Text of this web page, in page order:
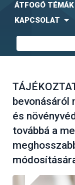
ÁTFOGÓ TÉMÁK
KAPCSOLAT
bevonásáról
és
továbbá a